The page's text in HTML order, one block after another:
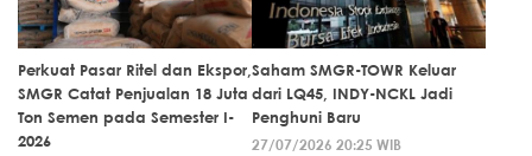
Perkuat Pasar Ritel dan Ekspor,
SMGR Catat Penjualan 18 Juta
Ton Semen pada Semester I-
2026
Saham SMGR-TOWR Keluar
dari LQ45, INDY-NCKL Jadi
Penghuni Baru
27/07/2026 20:25 WIB